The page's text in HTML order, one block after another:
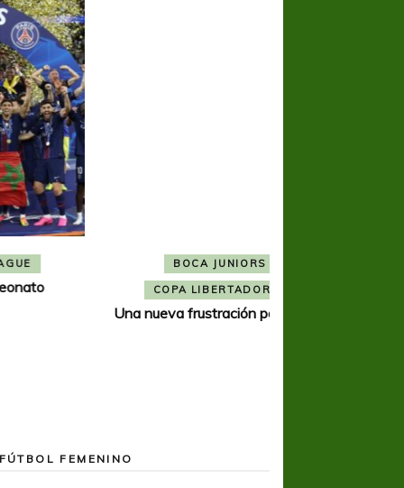
BOCA JUNIORS
COPA LIBERTADORES
Una nueva frustración para Boca
FÚTBOL FEMENINO